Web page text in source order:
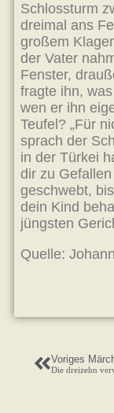
Schlossturm
dreimal ans
großem
der Vater
Fenster,
fragte ihn,
wen er ihn
Teufel? „Für
sprach der
in der Türkei
dir zu
geschwebt,
dein Kind
jüngsten
Quelle:
Voriges